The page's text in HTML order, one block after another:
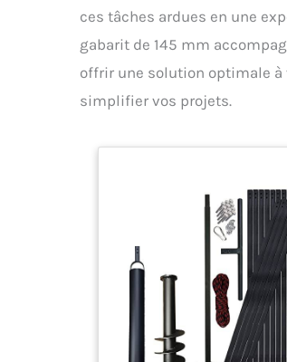
ces tâches ardues en une
gabarit de 145 mm
offrir une solution optimale à
simplifier vos projets.